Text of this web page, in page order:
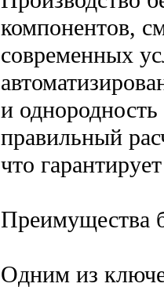
компонентов,
современных
и
правильный
что
Преимущества
Одним из